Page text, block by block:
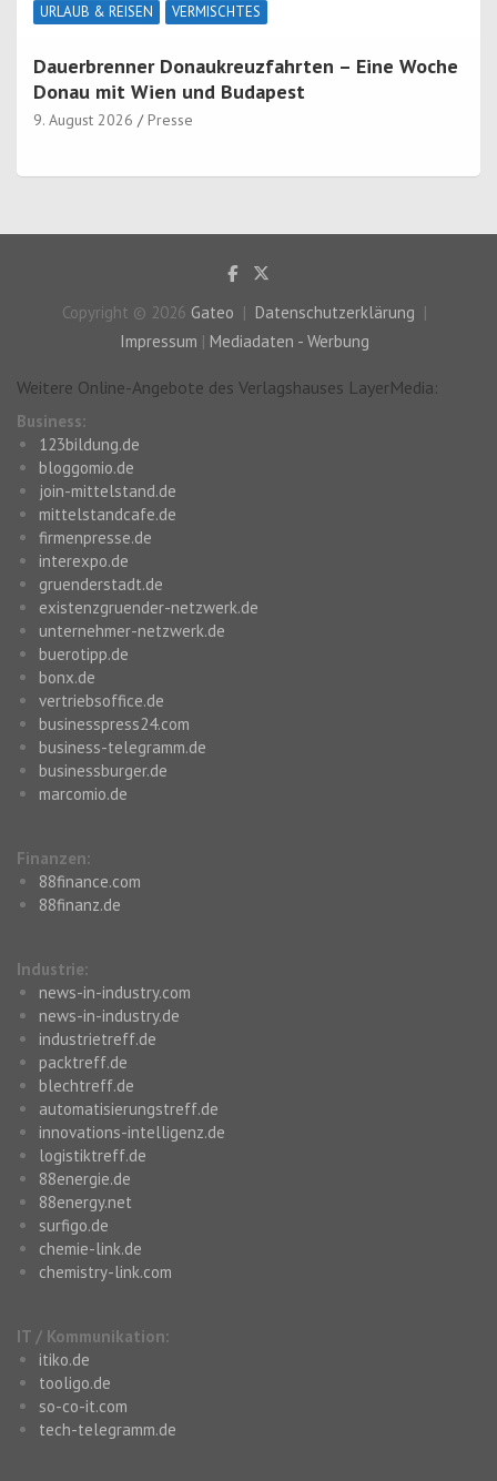
URLAUB & REISEN VERMISCHTES
Dauerbrenner Donaukreuzfahrten – Eine Woche
Donau mit Wien und Budapest
9. August 2026 Presse
Copyright © 2026 Gateo
Datenschutzerklärung
Impressum | Mediadaten - Werbung
Weitere Online-Angebote des Verlagshauses LayerMedia:
Business:
123bildung.de
bloggomio.de
join-mittelstand.de
mittelstandcafe.de
firmenpresse.de
interexpo.de
gruenderstadt.de
existenzgruender-netzwerk.de
unternehmer-netzwerk.de
buerotipp.de
bonx.de
vertriebsoffice.de
businesspress24.com
business-telegramm.de
businessburger.de
marcomio.de
Finanzen:
88finance.com
88finanz.de
Industrie:
news-in-industry.com
news-in-industry.de
industrietreff.de
packtreff.de
blechtreff.de
automatisierungstreff.de
innovations-intelligenz.de
logistiktreff.de
88energie.de
88energy.net
surfigo.de
chemie-link.de
chemistry-link.com
IT / Kommunikation:
itiko.de
tooligo.de
so-co-it.com
tech-telegramm.de